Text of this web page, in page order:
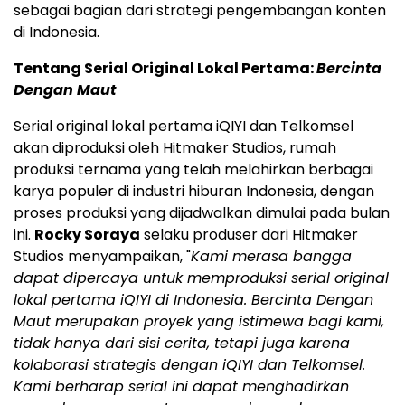
sebagai bagian dari strategi pengembangan konten
di Indonesia.
Tentang Serial Original Lokal Pertama:Bercinta
Dengan Maut
Serial original lokal pertama iQIYI dan Telkomsel
akan diproduksi oleh Hitmaker Studios, rumah
produksi ternama yang telah melahirkan berbagai
karya populer di industri hiburan Indonesia, dengan
proses produksi yang dijadwalkan dimulai pada bulan
ini. Rocky Soraya selaku produser dari Hitmaker
Studios menyampaikan, "Kami merasa bangga
dapat dipercaya untuk memproduksi serial original
lokal pertama iQIYI di Indonesia. Bercinta Dengan
Maut merupakan proyek yang istimewa bagi kami,
tidak hanya dari sisi cerita, tetapi juga karena
kolaborasi strategis dengan iQIYI dan Telkomsel.
Kami berharap serial ini dapat menghadirkan